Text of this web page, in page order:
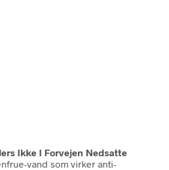
Ikke I Forvejen Nedsatte
vand som virker anti-